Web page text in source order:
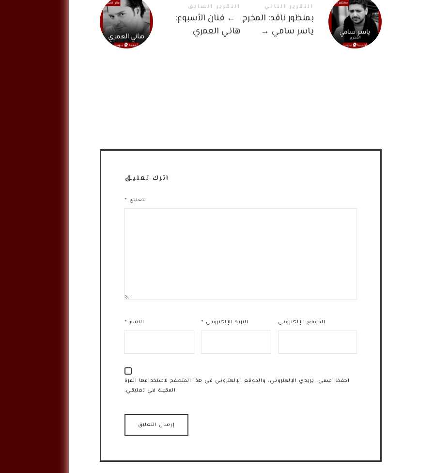
التقرير السابق
← فنان الأسبوع:
هاني العمري
التقرير التالي
بمنظور ناقد: المخرج
ياسر سامي →
اترك تعليق
التعليق *
الاسم * البريد الإلكتروني * الموقع الإلكتروني
احفظ اسمي، بريدي الإلكتروني، والموقع الإلكتروني في هذا المتصفح لاستخدامها المرة
المقبلة في تعليقي.